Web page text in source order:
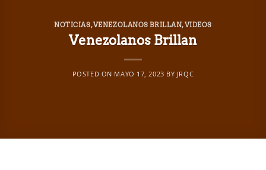
NOTICIAS,VENEZOLANOS BRILLAN,VIDEOS
Venezolanos Brillan
POSTED ON MAYO 17, 2023 BY JRQC